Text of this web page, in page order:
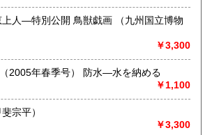
物そのものが持つ「モノ」としての魅力
がれる思想書、写真集、建築・工芸・デ
しに静かに寄り添ってきたような一冊ま
なく、
別公開 鳥獣戯画 （九州国立博物
￥3,300
2005年春季号） 防水―水を納める
￥1,100
画集 （甲斐宗平）
￥3,300